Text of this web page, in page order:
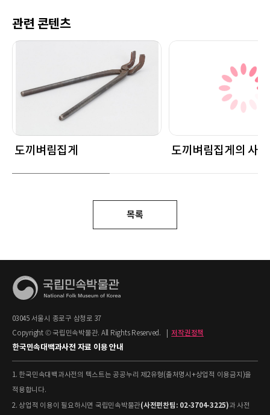
관련 콘텐츠
도끼벼림집게 도끼벼림집게의 사용
목록
03045 서울시 종로구 삼청로 37
Copyright © 국립민속박물관. All Rights Reserved.
저작권정책
한국민속대백과사전 자료 이용 안내
1. 한국민속대백과사전의 텍스트는 공공누리 제2유형(출처명시+상업적 이용금지)을
적용합니다.
2. 상업적 이용이 필요하시면 국립민속박물관(사전편찬팀: 02-3704-3225)과 사전